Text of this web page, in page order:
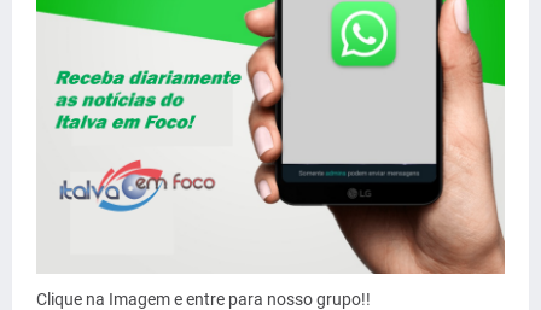
Clique na Imagem e entre para nosso grupo!!